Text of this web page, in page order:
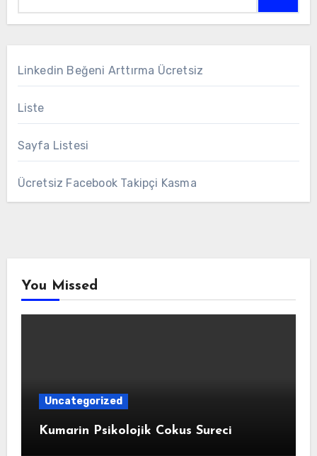
Linkedin Beğeni Arttırma Ücretsiz
Liste
Sayfa Listesi
Ücretsiz Facebook Takipçi Kasma
You Missed
Uncategorized
Kumarin Psikolojik Cokus Sureci